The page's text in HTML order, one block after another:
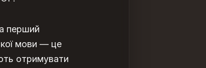
перший
мови — це
отримувати